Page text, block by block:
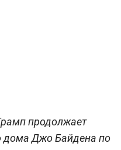
продолжает
дома Джо Байдена по